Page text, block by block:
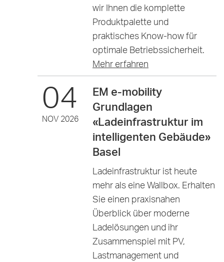
wir Ihnen die komplette
Produktpalette und
praktisches Know-how für
optimale Betriebssicherheit.
Mehr erfahren
04
NOV 2026
EM e-mobility
Grundlagen
«Ladeinfrastruktur im
intelligenten Gebäude»
Basel
Ladeinfrastruktur ist heute
mehr als eine Wallbox. Erhalten
Sie einen praxisnahen
Überblick über moderne
Ladelösungen und ihr
Zusammenspiel mit PV,
Lastmanagement und